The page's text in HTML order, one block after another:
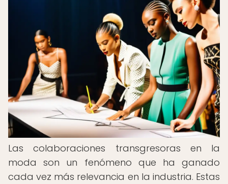
Las colaboraciones transgresoras en la
moda son un fenómeno que ha ganado
cada vez más relevancia en la industria. Estas